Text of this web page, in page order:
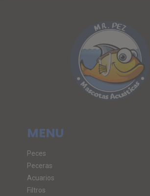
MENU
Peces
Peceras
Acuarios
Filtros